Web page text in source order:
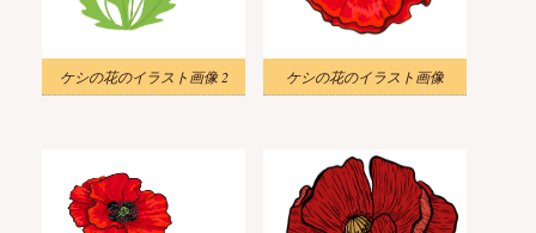
ケシの花のイラスト画像 2 ケシの花のイラスト画像